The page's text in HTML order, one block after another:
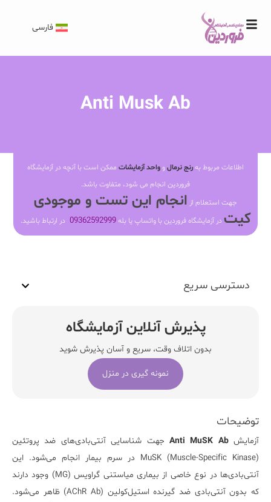
فارسی
Anti Musk Ab
اطلاعات مربوط بهرنج نرمالو واحد آزمایشات ممکن است با آنچه در آزمایشگاه
فروردین انجام می شود، متفاوت باشد.
جهت استعلام از انجام این تست و موجودی
کیت در آزمایشگاه فروردین با واتساپ یا بله09362592999 در ارتباط باشید.
توضیحات
آزمایش Anti MuSK Ab جهت شناسایی آنتی‌بادی‌های ضد پروتئین
MuSK (Muscle-Specific Kinase) در سرم بیمار انجام می‌شود. این
آنتی‌بادی‌ها در نوع خاصی از بیماری میاستنی گراویس (MG) وجود دارند
که بدون آنتی‌بادی ضد گیرنده استیل‌کولین (AChR Ab) ظاهر می‌شود.
دسترسی سریع
پذیرش آنلاین آزمایشگاه
بدون اتلاف وقت، سریع و آسان پذیرش شوید
نمونه گیری در منزل